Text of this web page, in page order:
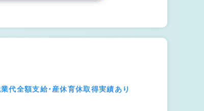
代全額支給・産休育休取得実績あり